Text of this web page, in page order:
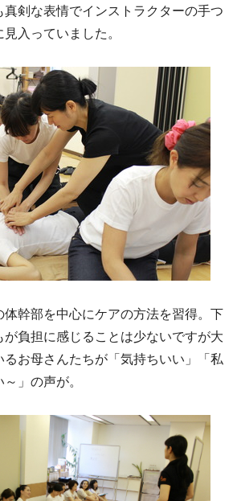
真剣な表情でインストラクターの手つ
入っていました。
体幹部を中心にケアの方法を習得。下
負担に感じることは少ないですが大
お母さんたちが「気持ちいい」「私
」の声が。